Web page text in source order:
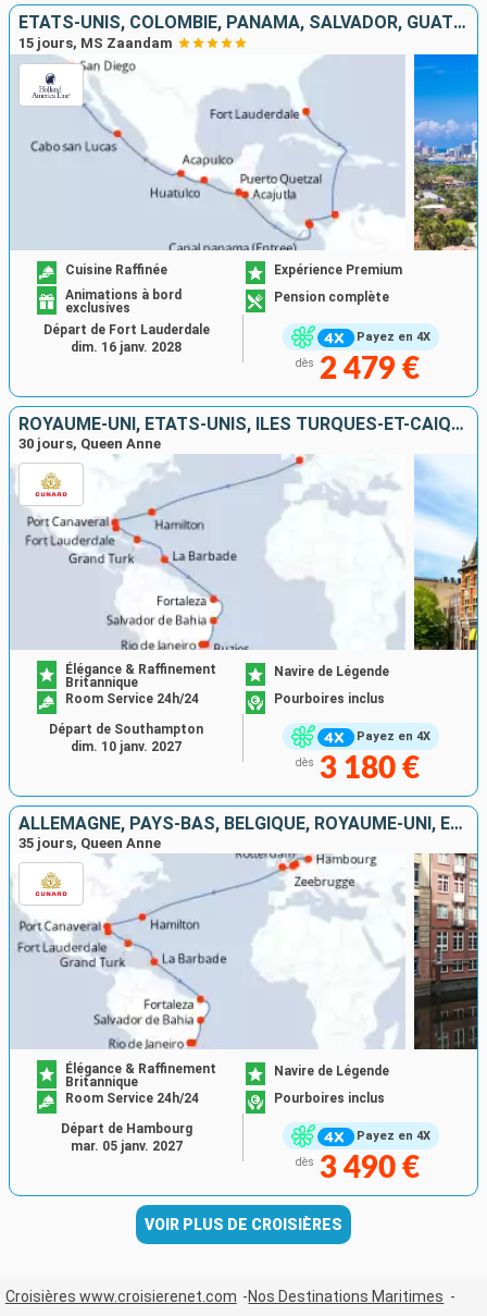
ÉTATS-UNIS, COLOMBIE, PANAMA, SALVADOR, GUATEMALA, MEXIQUE
15 jours, MS Zaandam
Payez en 4X
Cuisine Raffinée
Expérience Premium
Animations à bord
exclusives
Pension complète
dès 2 479 €
Départ de Fort Lauderdale
dim. 16 janv. 2028
ROYAUME-UNI, ÉTATS-UNIS, ÎLES TURQUES-ET-CAÏQUES, BARBADE, BRÉSIL
30 jours, Queen Anne
Payez en 4X
Élégance & Raffinement
Britannique
Navire de Légende
Room Service 24h/24
Pourboires inclus
dès 3 180 €
Départ de Southampton
dim. 10 janv. 2027
ALLEMAGNE, PAYS-BAS, BELGIQUE, ROYAUME-UNI, ÉTATS-UNIS, ÎLES TURQUES-ET-CAÏQUES, BARBADE, BRÉSIL
35 jours, Queen Anne
Payez en 4X
Élégance & Raffinement
Britannique
Navire de Légende
Room Service 24h/24
Pourboires inclus
dès 3 490 €
Départ de Hambourg
mar. 05 janv. 2027
VOIR PLUS DE CROISIÈRES
Croisières www.croisierenet.com
Nos Destinations Maritimes